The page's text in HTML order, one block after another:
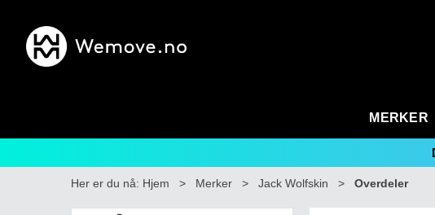
MERKER
Her er du nå: Hjem > Merker > Jack Wolfskin > Overdeler